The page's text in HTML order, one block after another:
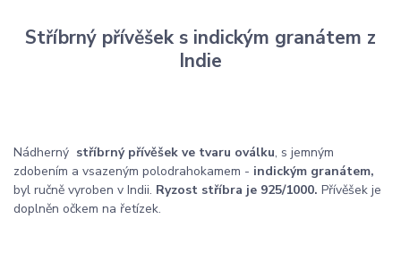
Stříbrný přívěšek s indickým granátem z
Indie
Nádherný stříbrný přívěšek ve tvaru oválku, s jemným
zdobením a vsazeným polodrahokamem - indickým granátem,
byl ručně vyroben v Indii. Ryzost stříbra je 925/1000. Přívěšek je
doplněn očkem na řetízek.